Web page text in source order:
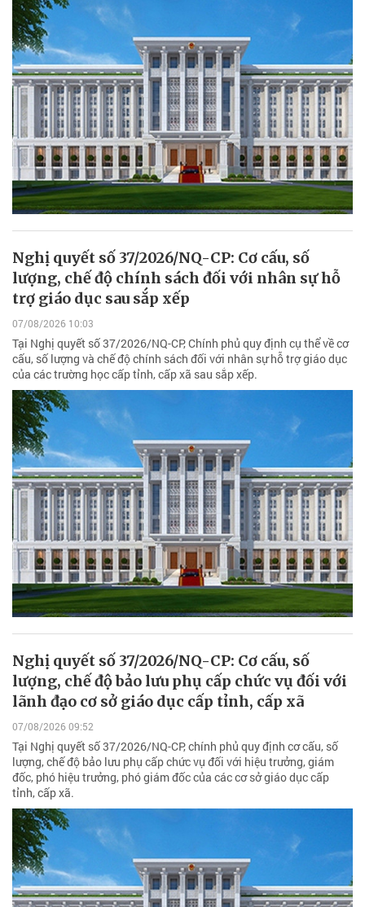
Nghị quyết số 37/2026/NQ-CP: Cơ cấu, số
lượng, chế độ chính sách đối với nhân sự hỗ
trợ giáo dục sau sắp xếp
07/08/2026 10:03
Tại Nghị quyết số 37/2026/NQ-CP, Chính phủ quy định cụ thể về cơ
cấu, số lượng và chế độ chính sách đối với nhân sự hỗ trợ giáo dục
của các trường học cấp tỉnh, cấp xã sau sắp xếp.
Nghị quyết số 37/2026/NQ-CP: Cơ cấu, số
lượng, chế độ bảo lưu phụ cấp chức vụ đối với
lãnh đạo cơ sở giáo dục cấp tỉnh, cấp xã
07/08/2026 09:52
Tại Nghị quyết số 37/2026/NQ-CP, chính phủ quy định cơ cấu, số
lượng, chế độ bảo lưu phụ cấp chức vụ đối với hiệu trưởng, giám
đốc, phó hiệu trưởng, phó giám đốc của các cơ sở giáo dục cấp
tỉnh, cấp xã.